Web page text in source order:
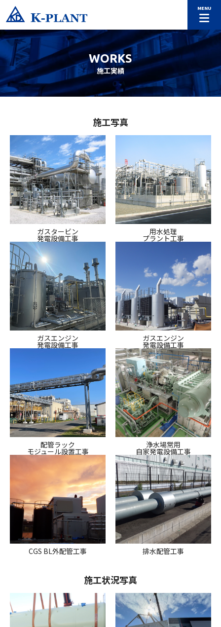
WORKS
施工実績
施工写真
ガスタービン
発電設備工事
用水処理
プラント工事
ガスエンジン
発電設備工事
ガスエンジン
発電設備工事
配管ラック
モジュール設置工事
浄水場常用
自家発電設備工事
CGS BL外配管工事 排水配管工事
施工状況写真